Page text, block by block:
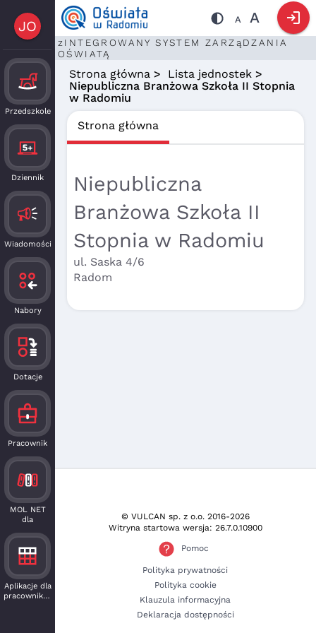
JO
Przedszkole
Dziennik
Wiadomości
Nabory
Dotacje
Pracownik
MOL NET
dla
Aplikacje dla
pracowników
A A login
zINTEGROWANY SYSTEM ZARZąDZANIA
OŚWIATĄ
Strona główna> Lista jednostek>
Niepubliczna Branżowa Szkoła II Stopnia
w Radomiu
Strona główna
Niepubliczna
Branżowa Szkoła II
Stopnia w Radomiu
ul. Saska 4/6
Radom
© VULCAN sp. z o.o.2016-2026
Witryna startowa wersja: 26.7.0.10900
Pomoc
Polityka prywatności
Polityka cookie
Klauzula informacyjna
Deklaracja dostępności